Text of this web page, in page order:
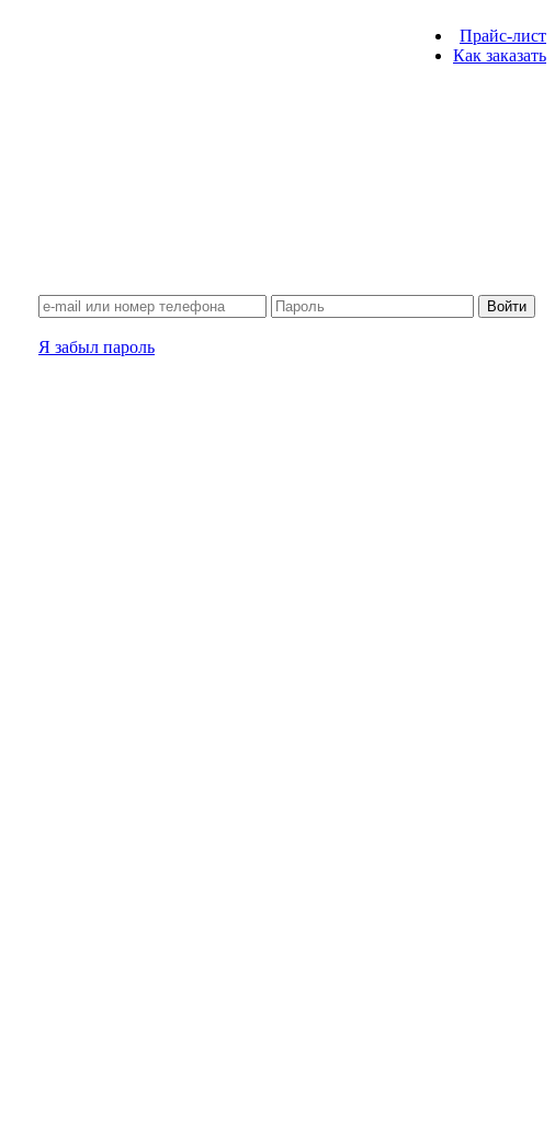
Прайс-лист
Как заказать
Войти
Я забыл пароль